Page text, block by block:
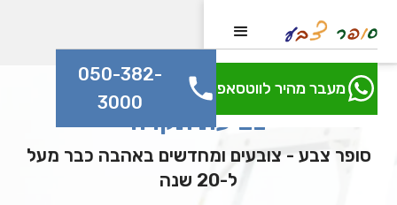
מעבר מהיר לווטסאפ
050-382-
3000
צביעת תקרה
סופר צבע - צובעים ומחדשים באהבה כבר מעל
ל-20 שנה